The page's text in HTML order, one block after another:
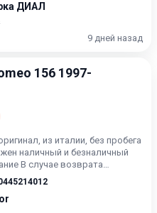
ДИАЛ
9 дней назад
156 1997-
из италии, без пробега
наличный и безналичный
В случае возврата
товара,...